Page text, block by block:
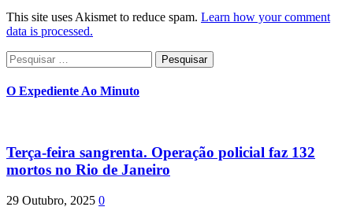
This site uses Akismet to reduce spam. Learn how your comment
data is processed.
Pesquisar
por:
O Expediente Ao Minuto
Terça-feira sangrenta. Operação policial faz 132
mortos no Rio de Janeiro
29 Outubro, 2025 0